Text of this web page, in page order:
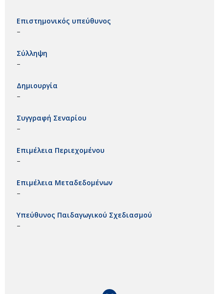
Επιστημονικός υπεύθυνος
–
Σύλληψη
–
Δημιουργία
–
Συγγραφή Σεναρίου
–
Επιμέλεια Περιεχομένου
–
Επιμέλεια Μεταδεδομένων
–
Υπεύθυνος Παιδαγωγικού Σχεδιασμού
–